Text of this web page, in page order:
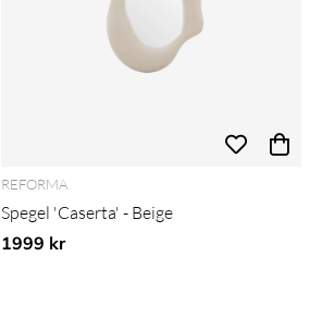
REFORMA
Spegel 'Caserta' - Beige
1999 kr